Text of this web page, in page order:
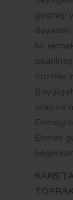
geçmişi
dayanan
bir
titizlikle
oran ve
Ekmek